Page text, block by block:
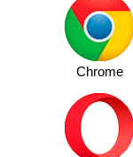
Chrome